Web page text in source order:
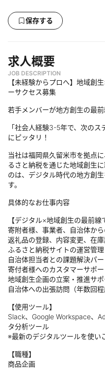
保存する
求人概要
JOB DESCRIPTION
【未経験からプロへ】地域創
ーサクセス募集
若手メンバーが地方創生の最前
「社会人経験3-5年で、次の
にピッタリ！
当社は福岡県久留米市を拠点
るさと納税を通じた地域創生
のは、デジタル時代の地方創
す。
具体的なお仕事内容
【デジタル×地域創生の最前線
寄附者様、事業者、自治体か
返礼品の登録、内容変更、在
ふるさと納税サイトの運営管
自治体担当者との課題解決パ
寄付者様へのカスタマーサポー
地域創生企画の立案・推進サポ
自治体への出張訪問（年数回程
【使用ツール】
Slack、Google Workspace、
タ分析ツール
※最新のデジタルツールを使い
【職種】
商品企画